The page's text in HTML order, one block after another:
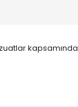
kapsamında